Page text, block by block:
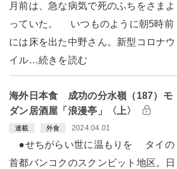
月前は、急な病気で死のふちをさまよ
っていた。 いつものように朝5時前
には床を出た中野さん。新型コロナウ
イル…続きを読む
海外日本食 成功の分水嶺（187）モ
ダン居酒屋「浪漫亭」〈上〉
連載 外食 2024.04.01
●せちがらい世に温もりを タイの
首都バンコクのスクンビット地区。日